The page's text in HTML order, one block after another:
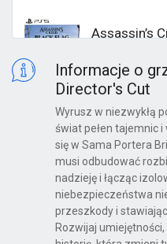
Assassin’s
Halo:
PS5
LEGO
Knight
Informacje o
Director's Cut
Wyrusz w niezwykłą
świat pełen tajemnic
się w Sama Portera
musi odbudować
nadzieję i łącząc
niebezpieczeństwa
przeszkody i
Rozwijaj